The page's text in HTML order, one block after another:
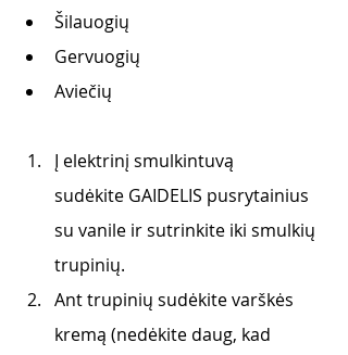
Šilauogių
Gervuogių
Aviečių
Į elektrinį smulkintuvą
sudėkite GAIDELIS pusrytainius
su vanile ir sutrinkite iki smulkių
trupinių.
Ant trupinių sudėkite varškės
kremą (nedėkite daug, kad